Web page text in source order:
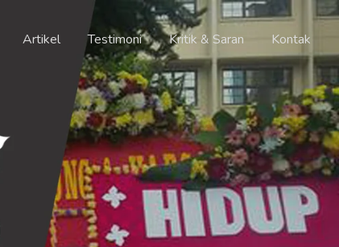
Artikel Testimoni Kritik & Saran Kontak